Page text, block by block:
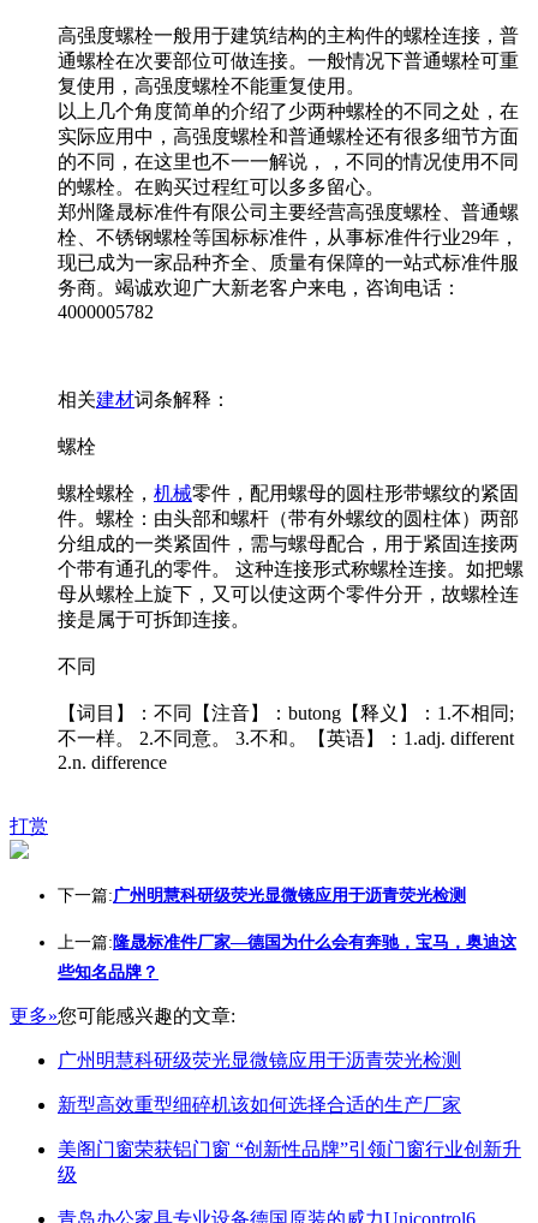
高强度螺栓一般用于建筑结构的主构件的螺栓连接，普
通螺栓在次要部位可做连接。一般情况下普通螺栓可重
复使用，高强度螺栓不能重复使用。
以上几个角度简单的介绍了少两种螺栓的不同之处，在
实际应用中，高强度螺栓和普通螺栓还有很多细节方面
的不同，在这里也不一一解说，，不同的情况使用不同
的螺栓。在购买过程红可以多多留心。
郑州隆晟标准件有限公司主要经营高强度螺栓、普通螺
栓、不锈钢螺栓等国标标准件，从事标准件行业29年，
现已成为一家品种齐全、质量有保障的一站式标准件服
务商。竭诚欢迎广大新老客户来电，咨询电话：
4000005782
相关建材词条解释：
螺栓
螺栓螺栓， 机械零件，配用螺母的圆柱形带螺纹的紧固
件。螺栓：由头部和螺杆（带有外螺纹的圆柱体）两部
分组成的一类紧固件，需与螺母配合，用于紧固连接两
个带有通孔的零件。 这种连接形式称螺栓连接。如把螺
母从螺栓上旋下，又可以使这两个零件分开，故螺栓连
接是属于可拆卸连接。
不同
【词目】：不同【注音】：butong【释义】：1.不相同;
不一样。 2.不同意。 3.不和。【英语】：1.adj. different
2.n. difference
打赏
下一篇:广州明慧科研级荧光显微镜应用于沥青荧光检测
上一篇: 隆晟标准件厂家—德国为什么会有奔驰，宝马，奥迪这
些知名品牌？
更多»您可能感兴趣的文章:
广州明慧科研级荧光显微镜应用于沥青荧光检测
新型高效重型细碎机该如何选择合适的生产厂家
美阁门窗荣获铝门窗 “创新性品牌”引领门窗行业创新升
级
青岛办公家具专业设备德国原装的威力Unicontrol6